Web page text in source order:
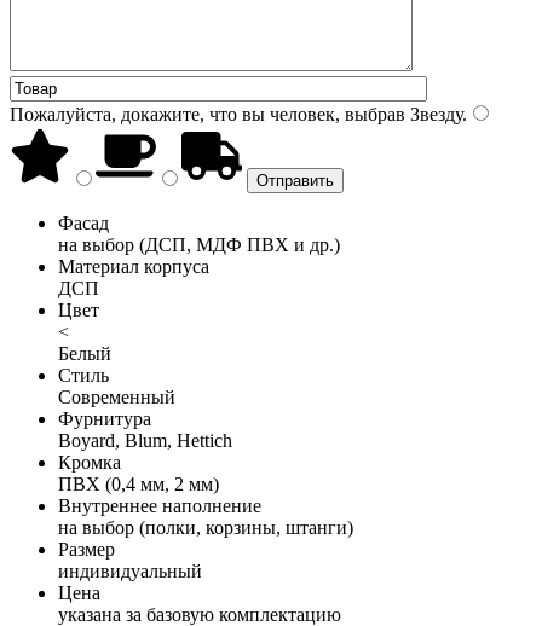
Пожалуйста, докажите, что вы человек, выбрав Звезду.
Фасад
на выбор (ДСП, МДФ ПВХ и др.)
Материал корпуса
ДСП
Цвет
<
Белый
Стиль
Современный
Фурнитура
Boyard, Blum, Hettich
Кромка
ПВХ (0,4 мм, 2 мм)
Внутреннее наполнение
на выбор (полки, корзины, штанги)
Размер
индивидуальный
Цена
указана за базовую комплектацию